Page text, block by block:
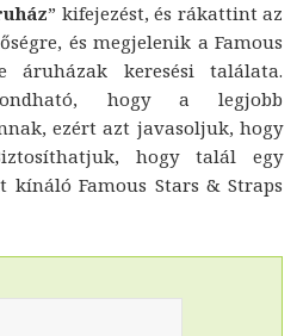
” kifejezést, és rákattint az
és megjelenik a Famous
áruházak keresési találata.
hogy a legjobb
ezért azt javasoljuk, hogy
hogy talál egy
kínáló Famous Stars & Straps